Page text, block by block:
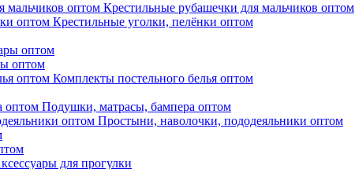
Крестильные рубашечки для мальчиков оптом
Крестильные уголки, пелёнки оптом
оптом
оптом
Комплекты постельного белья оптом
Подушки, матрасы, бампера оптом
Простыни, наволочки, пододеяльники оптом
для прогулки